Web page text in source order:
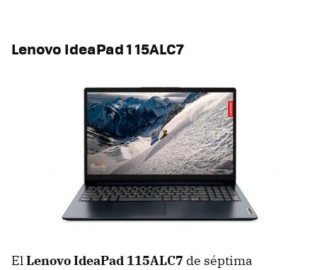
Lenovo IdeaPad 1 15ALC7
ElLenovo IdeaPad 115ALC7 de séptima